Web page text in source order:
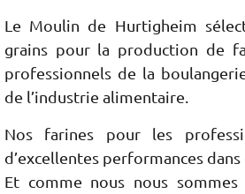
Le Moulin de Hurtigheim
grains pour la production de
professionnels de la
de l’industrie alimentaire.
Nos farines pour les
d’excellentes performances
Et comme nous nous